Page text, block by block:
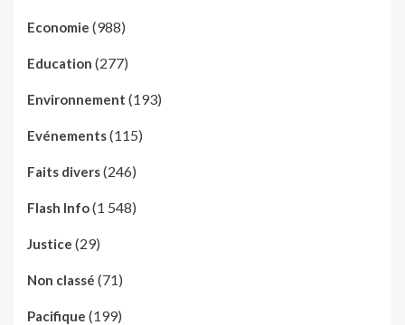
Economie (988)
Education (277)
Environnement (193)
Evénements(115)
Faits divers(246)
Flash Info(1 548)
Justice (29)
Non classé (71)
Pacifique (199)